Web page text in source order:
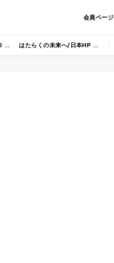
会員ページ
はたらくの未来へ/日本HP